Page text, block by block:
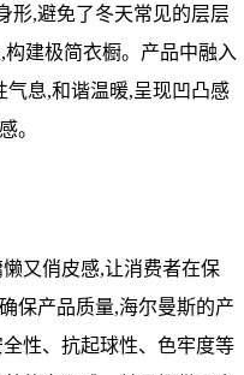
形,避免了冬天常见的层层
建极简衣橱。产品中融入
气息,和谐温暖,呈现凹凸感
。
又俏皮感,让消费者在保
保产品质量,海尔曼斯的产
性、抗起球性、色牢度等